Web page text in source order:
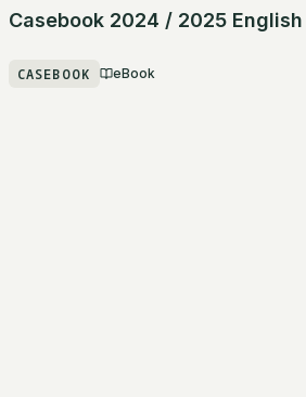
Casebook 2024 / 2025
CASEBOOK eBook